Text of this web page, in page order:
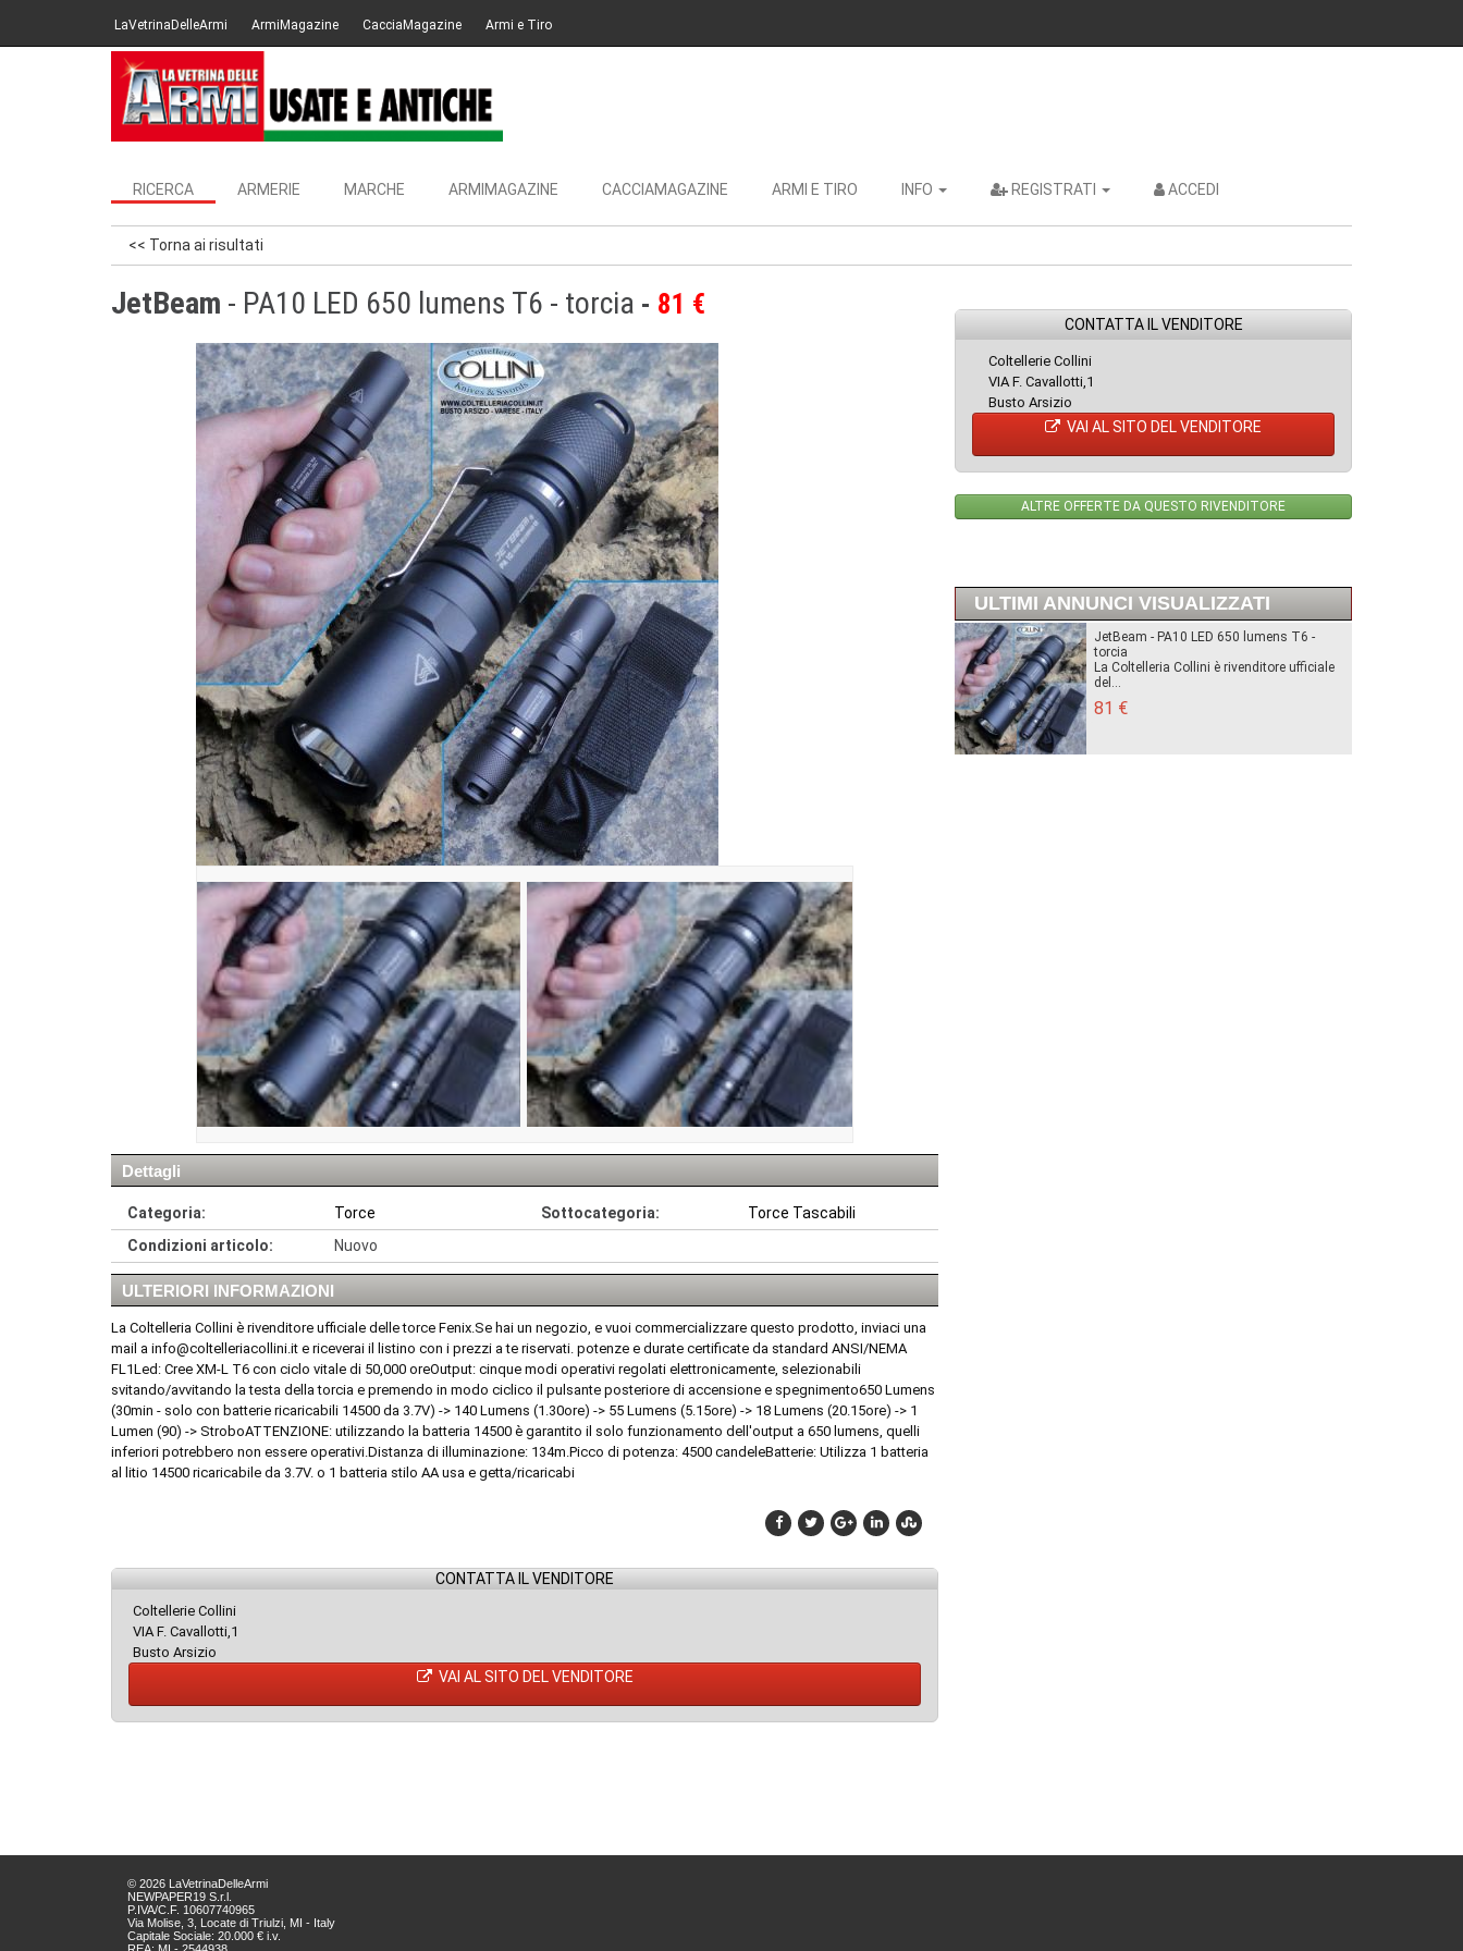
LaVetrinaDelleArmi ArmiMagazine CacciaMagazine Armi e Tiro
RICERCA ARMERIE MARCHE ARMIMAGAZINE CACCIAMAGAZINE ARMI E TIRO INFO REGISTRATI ACCEDI
<< Torna ai risultati
JetBeam - PA10 LED 650 lumens T6 - torcia 81 €
Dettagli
Categoria: Torce Sottocategoria:
Torce Tascabili
Condizioni articolo:
Nuovo
ULTERIORI INFORMAZIONI
La Coltelleria Collini è rivenditore ufficiale delle torce Fenix.Se hai un negozio, e vuoi commercializzare questo prodotto, inviaci una
mail a info@coltelleriacollini.it e riceverai il listino con i prezzi a te riservati. potenze e durate certificate da standard ANSI/NEMA
FL1Led: Cree XM-L T6 con ciclo vitale di 50,000 oreOutput: cinque modi operativi regolati elettronicamente, selezionabili
svitando/avvitando la testa della torcia e premendo in modo ciclico il pulsante posteriore di accensione e spegnimento650 Lumens
(30min - solo con batterie ricaricabili 14500 da 3.7V) -> 140 Lumens (1.30ore) -> 55 Lumens (5.15ore) -> 18 Lumens (20.15ore) -> 1
Lumen (90) -> StroboATTENZIONE: utilizzando la batteria 14500 è garantito il solo funzionamento dell'output a 650 lumens, quelli
inferiori potrebbero non essere operativi.Distanza di illuminazione: 134m.Picco di potenza: 4500 candeleBatterie: Utilizza 1 batteria
al litio 14500 ricaricabile da 3.7V. o 1 batteria stilo AA usa e getta/ricaricabi
CONTATTA IL VENDITORE
Coltellerie Collini
VIA F. Cavallotti,1
Busto Arsizio
VAI AL SITO DEL VENDITORE
CONTATTA IL VENDITORE
Coltellerie Collini
VIA F. Cavallotti,1
Busto Arsizio
VAI AL SITO DEL VENDITORE
ALTRE OFFERTE DA QUESTO RIVENDITORE
ULTIMI ANNUNCI VISUALIZZATI
JetBeam - PA10 LED 650 lumens T6 -
torcia
La Coltelleria Collini è rivenditore ufficiale
del...
81 €
© 2026 LaVetrinaDelleArmi
NEWPAPER19 S.r.l.
P.IVA/C.F. 10607740965
Via Molise, 3, Locate di Triulzi, MI - Italy
Capitale Sociale: 20.000 € i.v.